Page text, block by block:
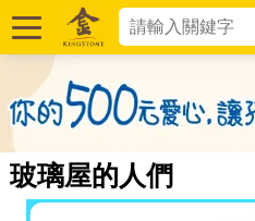
玻璃屋的人們